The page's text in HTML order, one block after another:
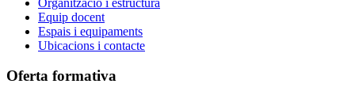
Equip docent
Espais i equipaments
Ubicacions i contacte
Oferta formativa